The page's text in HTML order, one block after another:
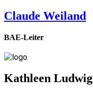
Claude Weiland
BAE-Leiter
Kathleen Ludwig